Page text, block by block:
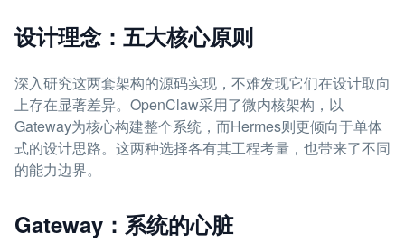
设计理念：五大核心原则
深入研究这两套架构的源码实现，不难发现它们在设计取向
上存在显著差异。OpenClaw采用了微内核架构，以
Gateway为核心构建整个系统，而Hermes则更倾向于单体
式的设计思路。这两种选择各有其工程考量，也带来了不同
的能力边界。
Gateway：系统的心脏